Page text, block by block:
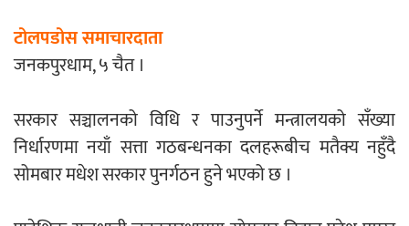
एम्बुलेन्सको उपहार भारत र नेपालबीचको निकै
बलियो र जीवन्त विकास साझेदारीको एक
हिस्सा : नियोग उपप्रमुख श्रीवास्तव
प्रेस काउन्सिल सदस्य नियुक्तिमा विभेद भयो :
टोलपडोस समाचारदाता
जनकपुरधाम, ५ चैत ।
सरकार सञ्चालनको विधि र पाउनुपर्ने मन्त्रालयको सँख्या
निर्धारणमा नयाँ सत्ता गठबन्धनका दलहरूबीच मतैक्य नहुँदै
सोमबार मधेश सरकार पुनर्गठन हुने भएको छ ।